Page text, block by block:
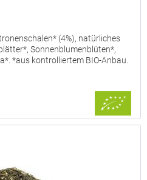
(4%), natürliches
Sonnenblumenblüten*,
*aus kontrolliertem BIO-Anbau.